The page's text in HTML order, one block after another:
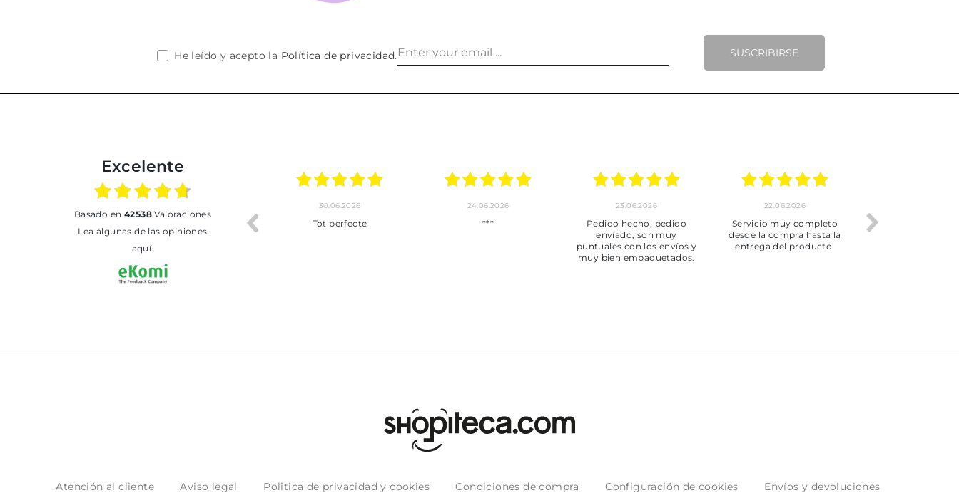
SUSCRIBIRSE
He leído y acepto la Política de privacidad.
Excelente
basado en 42538Valoraciones
Lea algunas de las opiniones
aquí.
30.06.2026
Tot perfecte
24.06.2026
***
23.06.2026
Pedido hecho, pedido
enviado, son muy
puntuales con los envíos y
muy bien empaquetados.
22.06.2026
Servicio muy completo
desde la compra hasta la
entrega del producto.
Atención al cliente Aviso legal Politica de privacidad y cookies Condiciones de compra Configuración de cookies Envíos y devoluciones